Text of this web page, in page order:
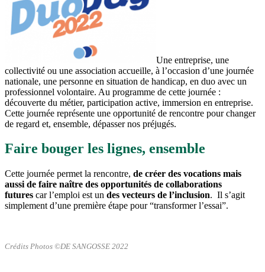
Une entreprise, une
collectivité ou une association accueille, à l’occasion d’une journée
nationale, une personne en situation de handicap, en duo avec un
professionnel volontaire. Au programme de cette journée :
découverte du métier, participation active, immersion en entreprise.
Cette journée représente une opportunité de rencontre pour changer
de regard et, ensemble, dépasser nos préjugés.
Faire bouger les lignes, ensemble
Cette journée permet la rencontre, de créer des vocations mais
aussi de faire naître des opportunités de collaborations
futures car l’emploi est un des vecteurs de l’inclusion. Il s’agit
simplement d’une première étape pour “transformer l’essai”.
Crédits Photos ©DE SANGOSSE 2022